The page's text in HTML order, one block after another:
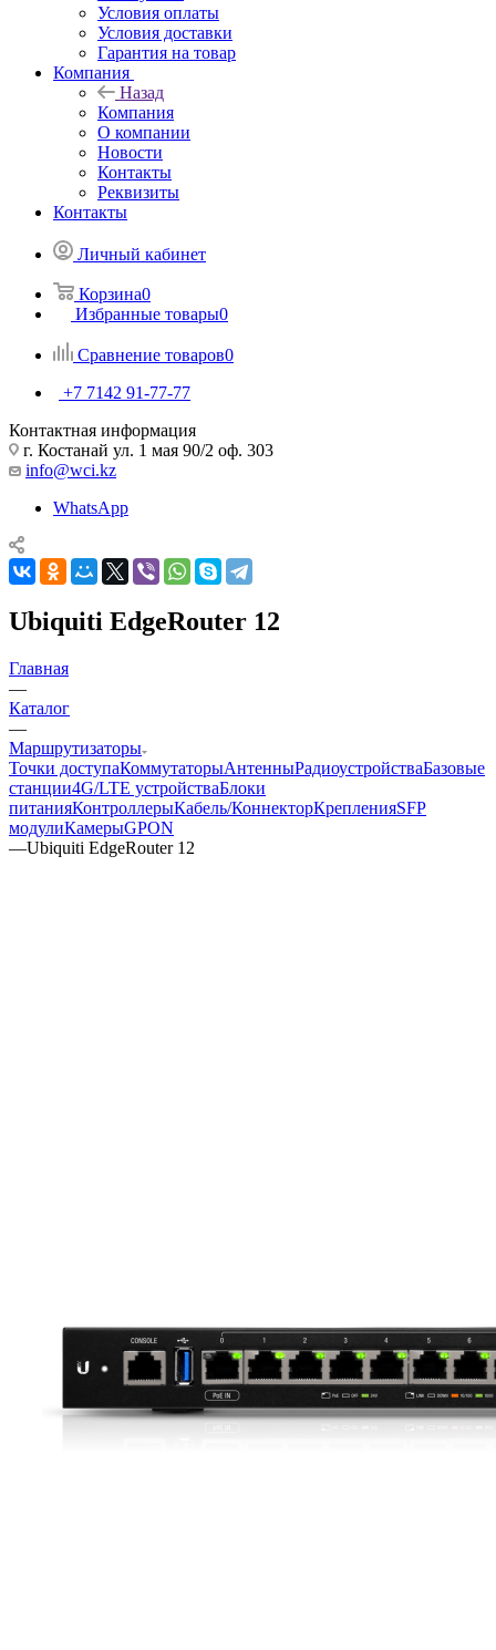
Условия оплаты
Условия доставки
Гарантия на товар
Компания
Назад
Компания
О компании
Новости
Контакты
Реквизиты
Контакты
Личный кабинет
Корзина0
Избранные товары0
Сравнение товаров0
+7 7142 91-77-77
Контактная информация
г. Костанай ул. 1 мая 90/2 оф. 303
info@wci.kz
WhatsApp
Ubiquiti EdgeRouter 12
Главная
—
Каталог
—
Маршрутизаторы
Точки доступаКоммутаторыАнтенныРадиоустройстваБазовые
станции4G/LTE устройстваБлоки
питанияКонтроллерыКабель/КоннекторКрепленияSFP
модулиКамерыGPON
—Ubiquiti EdgeRouter 12